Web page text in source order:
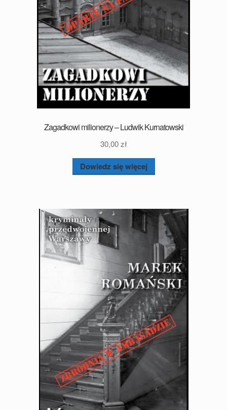
Zagadkowi milionerzy – Ludwik Kurnatowski
30,00zł
Dowiedz się więcej